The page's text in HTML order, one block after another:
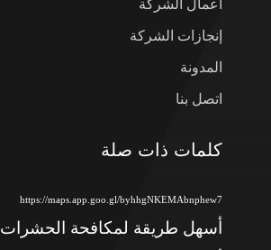
أعمال الشركة
إنجازات الشركة
المدونة
اتصل بنا
كلمات ذات صلة
https://maps.app.goo.gl/byhhgNKEMAbnphew7
أسهل طريقة لمكافحة الحشرات